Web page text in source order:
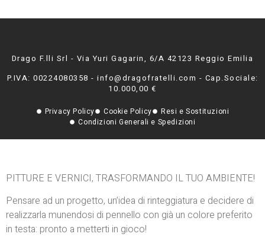
Drago F.lli Srl - Via Yuri Gagarin, 6/A 42123 Reggio Emilia
P.IVA: 00224080358 - info@dragofratelli.com - Cap.Sociale:
10.000,00 €
Privacy Policy Cookie Policy
Resi e Sostituzioni
Condizioni Generali e Spedizioni
PITTURE E VERNICI, TRASFORMANDO IL TUO AMBIENTE!
Pensare ad un progetto, un’idea di rinteggiatura e decidere di
realizzarla munendosi di pennello con già un colore preferito
in testa: pronto a metterti in gioco!